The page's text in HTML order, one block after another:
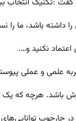
گفت :تکنیک انتخاب
را داشته باشد، ما
نکنید و….
علمی و عملی
باشد. هرچه که یک